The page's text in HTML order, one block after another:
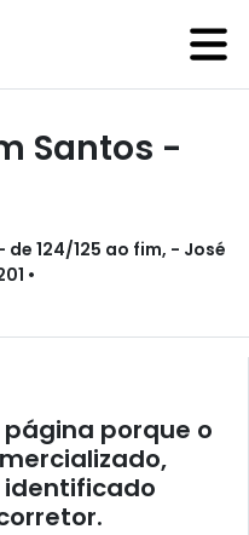
Santos -
124/125 ao fim, - José
•
porque o